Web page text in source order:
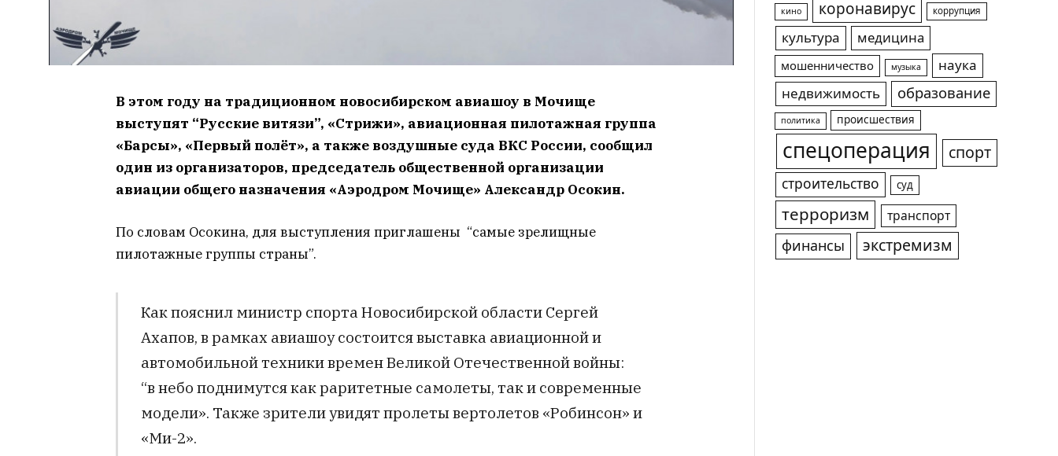
В этом году на традиционном новосибирском авиашоу в Мочище
выступят “Русские витязи”, «Стрижи», авиационная пилотажная группа
«Барсы», «Первый полёт», а также воздушные суда ВКС России, сообщил
один из организаторов, председатель общественной организации
авиации общего назначения «Аэродром Мочище» Александр Осокин.
По словам Осокина, для выступления приглашены “самые зрелищные
пилотажные группы страны”.
Как пояснил министр спорта Новосибирской области Сергей
Ахапов, в рамках авиашоу состоится выставка авиационной и
автомобильной техники времен Великой Отечественной войны:
“в небо поднимутся как раритетные самолеты, так и современные
модели». Также зрители увидят пролеты вертолетов «Робинсон» и
«Ми-2».
кино коронавирус коррупция
культура медицина
мошенничество музыка
наука
недвижимость
образование
политика происшествия
спецоперация спорт
строительство суд
терроризм транспорт
финансы экстремизм